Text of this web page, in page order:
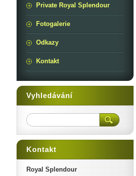
Private Royal Splendour
Fotogalerie
Odkazy
Kontakt
Vyhledávání
Kontakt
Royal Splendour